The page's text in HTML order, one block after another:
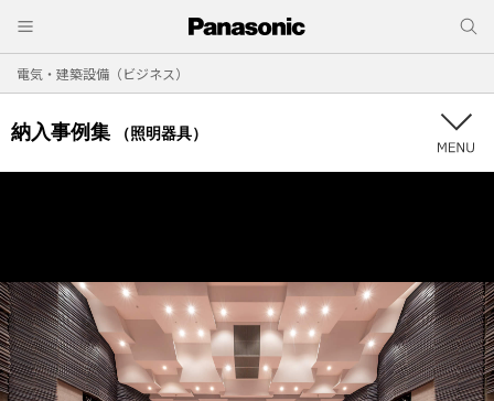
電気・建築設備（ビジネス）
納入事例集 （照明器具）